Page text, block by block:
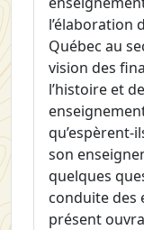
l’élaboration
Québec au
vision des
l’histoire et
qu’espèrent-
son
quelques
conduite des
présent